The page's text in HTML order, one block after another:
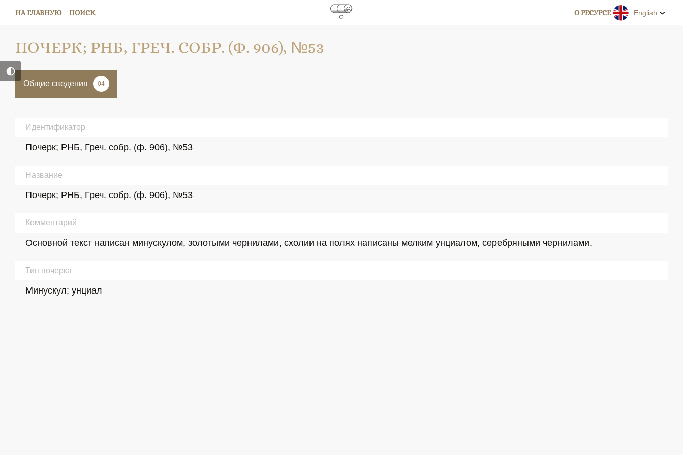
НА ГЛАВНУЮ ПОИСК О РЕСУРСЕ English
ПОЧЕРК; РНБ, ГРЕЧ. СОБР. (Ф. 906), №53
Общие сведения 04
Идентификатор
Почерк; РНБ, Греч. собр. (ф. 906), №53
Название
Почерк; РНБ, Греч. собр. (ф. 906), №53
Комментарий
Основной текст написан минускулом, золотыми чернилами, схолии на полях написаны мелким унциалом, серебряными чернилами.
Тип почерка
Минускул; унциал